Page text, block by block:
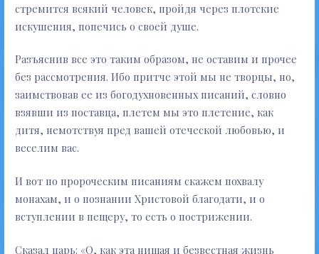
стремится всякий человек, пройдя через плотские
искушения, попечись о своей душе.
Разъяснив все это таким образом, не оставим и прочее
без рассмотрения. Ибо притче этой мы не творцы, но,
заимствовав ее из богодухновенных писаний, словно
взявши из поставца, плетем мы это плетение, как
дитя, немотствуя пред вашей отеческой любовью, и
веселим вас.
И вот по пророческим писаниям скажем похвалу
монахам, и о познании Христовой благодати, и о
вступлении в пещеру, то есть о пострижении.
Сказал царь: «О, как эта нищая и безвестная жизнь